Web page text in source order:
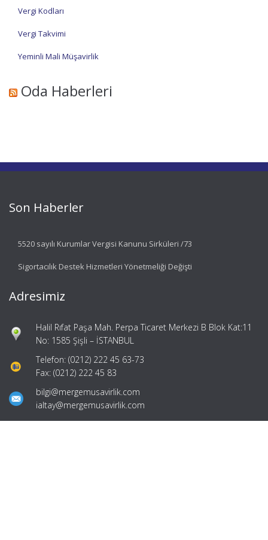
Vergi Kodları
Vergi Takvimi
Yeminli Mali Müşavirlik
Oda Haberleri
Son Haberler
5520 sayılı Kurumlar Vergisi Kanunu Sirküleri /73
Sigortacılık Destek Hizmetleri Yönetmeliği Değişti
Adresimiz
Halil Rıfat Paşa Mah. Perpa Ticaret Merkezi B Blok Kat:11
No: 1585 Şişli – İSTANBUL
Telefon: (0212) 222 45 63-73
Fax: (0212) 222 45 83
bilgi@mergemusavirlik.com
ialtay@mergemusavirlik.com